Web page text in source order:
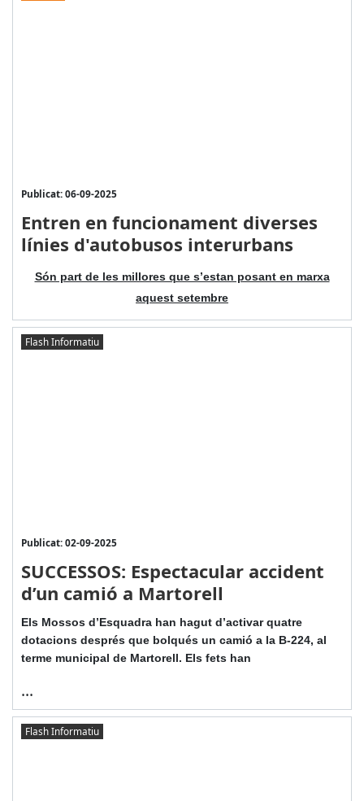
Publicat: 06-09-2025
Entren en funcionament diverses
línies d'autobusos interurbans
Són part de les millores que s’estan posant en marxa
aquest setembre
Flash Informatiu
Publicat: 02-09-2025
SUCCESSOS: Espectacular accident
d’un camió a Martorell
Els Mossos d’Esquadra han hagut d’activar quatre
dotacions després que bolqués un camió a la B-224, al
terme municipal de Martorell. Els fets han
...
Flash Informatiu